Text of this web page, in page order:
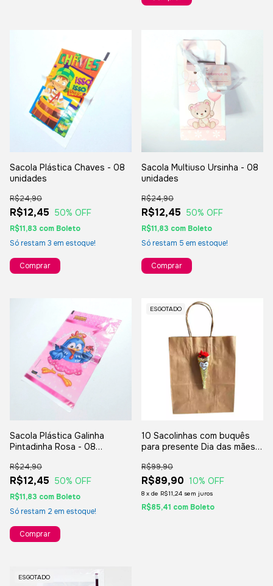
Sacola Plástica Chaves - 08
unidades
R$12,45
R$24,90
50% OFF
R$11,83 com Boleto
Só restam 3 em estoque!
Sacola Multiuso Ursinha - 08
unidades
R$12,45
R$24,90
50% OFF
R$11,83 com Boleto
Só restam 5 em estoque!
Sacola Plástica Galinha
Pintadinha Rosa - 08
R$12,45
R$24,90
50% OFF
R$11,83 com Boleto
Só restam 2 em estoque!
ESGOTADO
10 Sacolinhas com buquês
para presente Dia das mães e
9 cm
R$89,90
R$99,90
10% OFF
8 x de R$11,24 sem juros
R$85,41 com Boleto
ESGOTADO